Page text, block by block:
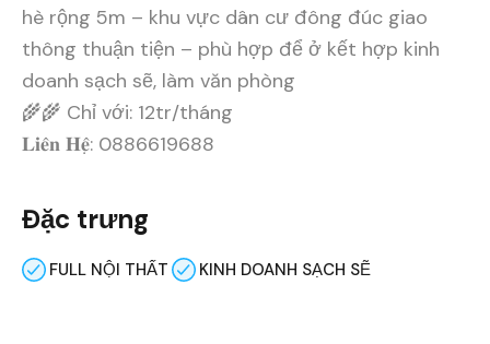
hè rộng 5m – khu vực dân cư đông đúc giao
thông thuận tiện – phù hợp để ở kết hợp kinh
doanh sạch sẽ, làm văn phòng
🌾🌾 Chỉ với: 12tr/tháng
𝐋𝐢𝐞̂𝐧 𝐇𝐞̣̂: 0886619688
Đặc trưng
FULL NỘI THẤT KINH DOANH SẠCH SẼ